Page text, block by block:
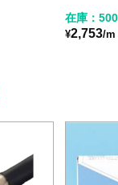
在庫：
¥2,753/m